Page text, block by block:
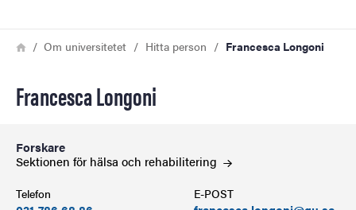
Länkstig
HemOm universitetet Hitta person Francesca Longoni
Francesca Longoni
Forskare
Sektionen för hälsa och rehabilitering
Telefon E-POST